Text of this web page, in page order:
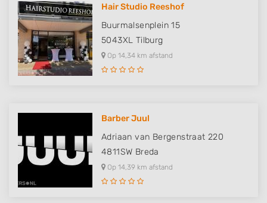
Hair Studio Reeshof
Buurmalsenplein 15
5043XL Tilburg
Op 14,34 km afstand
Barber Juul
Adriaan van Bergenstraat 220
4811SW Breda
Op 14,39 km afstand